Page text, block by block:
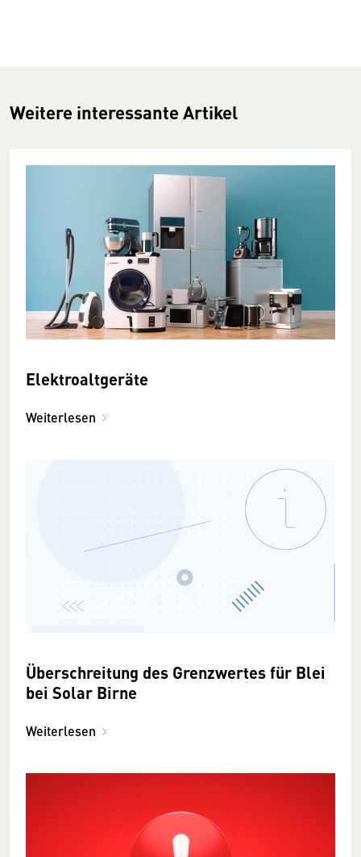
Weitere interessante Artikel
Elektroaltgeräte
Weiterlesen
Überschreitung des Grenzwertes für Blei
bei Solar Birne
Weiterlesen